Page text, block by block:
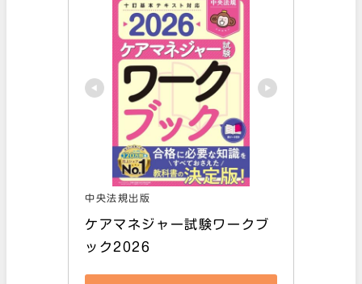
中央法規出版
ケアマネジャー試験ワークブ
ック2026